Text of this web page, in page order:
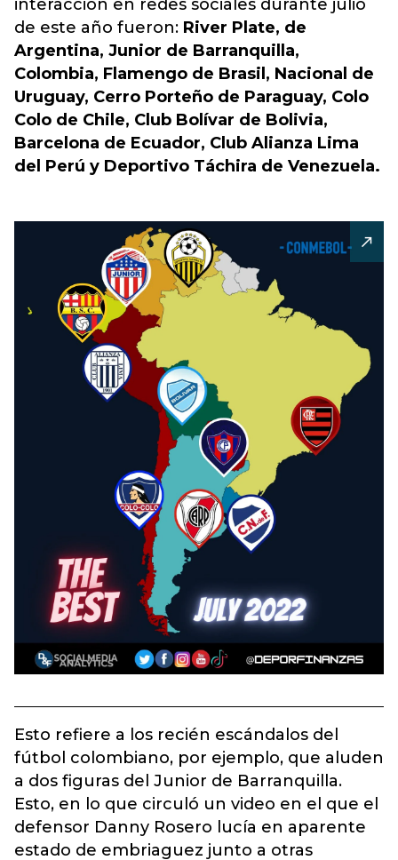
interacción en redes sociales durante julio
de este año fueron: River Plate, de
Argentina, Junior de Barranquilla,
Colombia, Flamengo de Brasil, Nacional de
Uruguay, Cerro Porteño de Paraguay, Colo
Colo de Chile, Club Bolívar de Bolivia,
Barcelona de Ecuador, Club Alianza Lima
del Perú y Deportivo Táchira de Venezuela.
Esto refiere a los recién escándalos del
fútbol colombiano, por ejemplo, que aluden
a dos figuras del Junior de Barranquilla.
Esto, en lo que circuló un video en el que el
defensor Danny Rosero lucía en aparente
estado de embriaguez junto a otras